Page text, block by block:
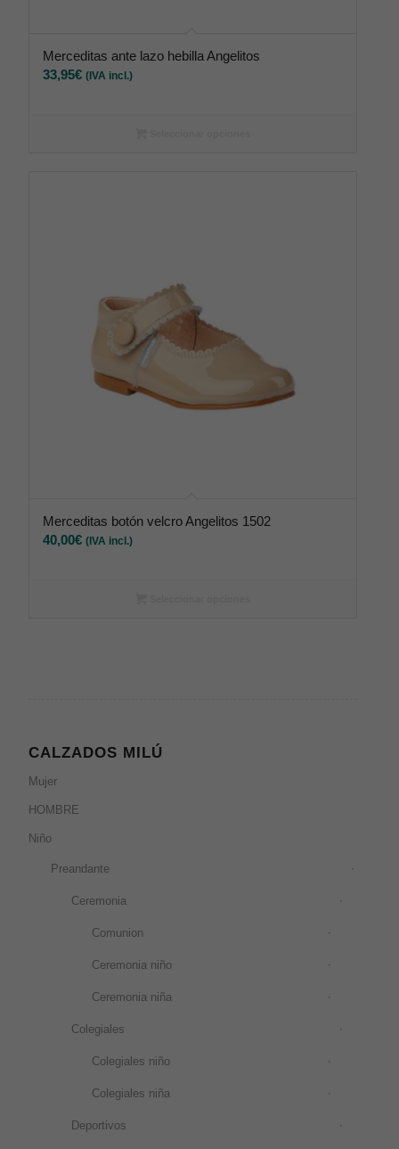
Merceditas ante lazo hebilla Angelitos
33,95€ (IVA incl.)
Merceditas botón velcro Angelitos 1502
40,00€ (IVA incl.)
CALZADOS MILÚ
Mujer
HOMBRE
Niño
Preandante
Ceremonia
Comunion
Ceremonia niño
Ceremonia niña
Colegiales
Colegiales niño
Colegiales niña
Deportivos